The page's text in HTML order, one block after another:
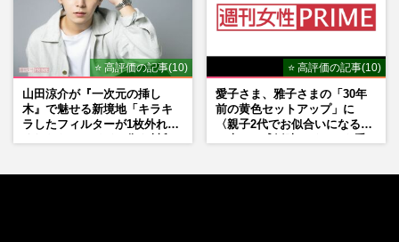
⭐ 高評価の記事(10)
山田涼介が『一次元の挿し
木』で魅せる新境地「キラキ
ラしたフィルターが1枚外れて
⭐ 高評価の記事(10)
愛子さま、雅子さまの「30年
前の黄色セットアップ」に
〈親子2代でお似合いになる〉